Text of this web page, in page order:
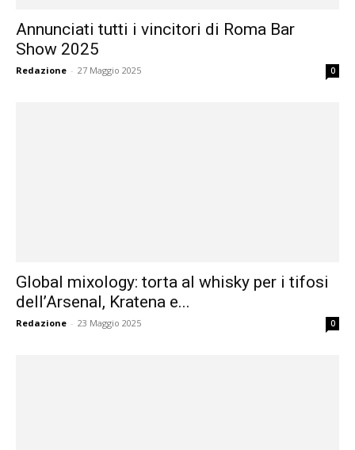
Annunciati tutti i vincitori di Roma Bar
Show 2025
Redazione - 27 Maggio 2025 0
Global mixology: torta al whisky per i tifosi
dell’Arsenal, Kratena e...
Redazione - 23 Maggio 2025 0